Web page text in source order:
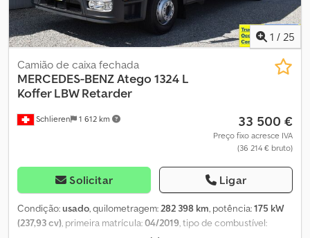
1 / 25
Schlieren 1 612 km
Camião de caixa fechada
MERCEDES-BENZAtego 1324 L
Koffer LBW Retarder
33 500 €
Preço fixo acresce IVA
(36 214 € bruto)
Solicitar Ligar
Condição:usado, quilometragem:282 398 km, potência:175 kW
(237,93 cv), primeira matrícula:04/2019, tipo de combustível: